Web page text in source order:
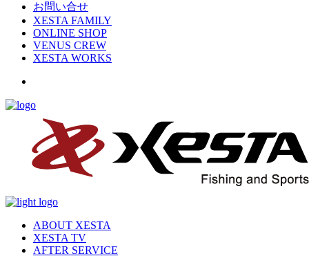
お問い合せ
XESTA FAMILY
ONLINE SHOP
VENUS CREW
XESTA WORKS
ABOUT XESTA
XESTA TV
AFTER SERVICE